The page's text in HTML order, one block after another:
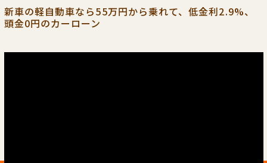
新車の軽自動車なら55万円から乗れて、低金利2.9%、
頭金0円のカーローン